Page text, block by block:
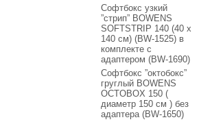
Софтбокс узкий
”стрип” BOWENS
SOFTSTRIP 140 (40 x
140 см) (BW-1525) в
комплекте с
адаптером (BW-1690)
Софтбокс ”октобокс”
груглый BOWENS
OCTOBOX 150 (
диаметр 150 см ) без
адаптера (BW-1650)